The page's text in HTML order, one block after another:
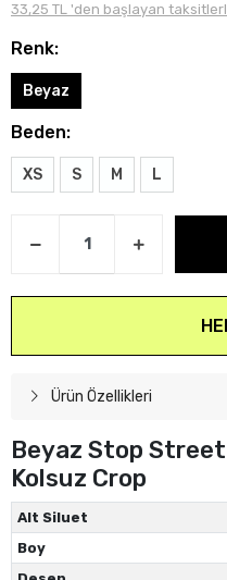
33,25 TL 'den başlayan
Renk:
Beyaz
Beden:
XS S M L
Ürün Özellikleri
Beyaz Stop
Kolsuz Crop
Alt Siluet
Boy